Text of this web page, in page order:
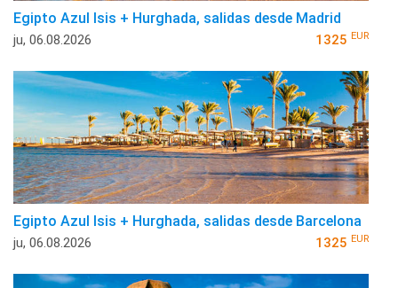
Egipto Azul Isis + Hurghada, salidas desde Madrid
ju, 06.08.2026 1325 EUR
Egipto Azul Isis + Hurghada, salidas desde Barcelona
ju, 06.08.2026 1325 EUR